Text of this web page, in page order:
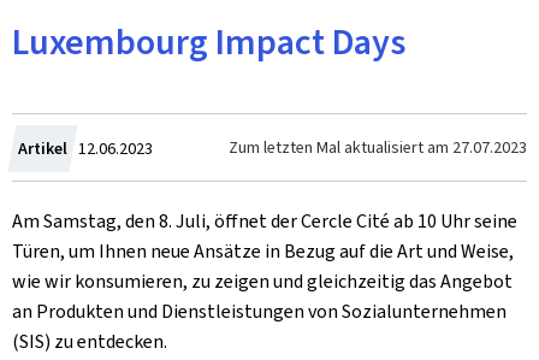
Luxembourg Impact Days
Artikel Zum
12.06.2023 Zum letzten Mal aktualisiert am 27.07.2023
Am Samstag, den 8. Juli, öffnet der Cercle Cité ab 10 Uhr seine
Türen, um Ihnen neue Ansätze in Bezug auf die Art und Weise,
wie wir konsumieren, zu zeigen und gleichzeitig das Angebot
an Produkten und Dienstleistungen von Sozialunternehmen
(SIS) zu entdecken.